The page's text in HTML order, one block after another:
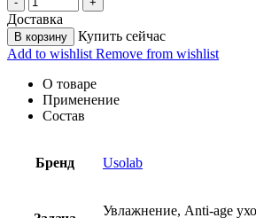
Доставка
В корзину
Купить сейчас
Add to wishlist Remove from wishlist
О товаре
Применение
Состав
Бренд Usolab
Увлажнение, Anti-age